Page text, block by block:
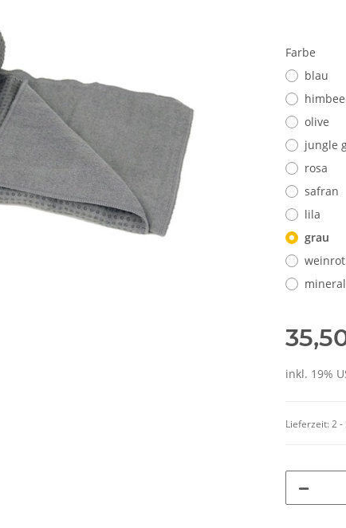
Farbe
blau
olive
jungle
rosa
safran
lila
grau
weinrot
inkl. 19%
Lieferzeit:2 -